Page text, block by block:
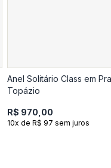
Anel Solitário Class em
Topázio
R$ 970,00
10x de R$ 97 sem juros